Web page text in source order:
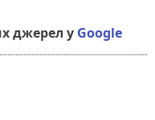
джерел у Google